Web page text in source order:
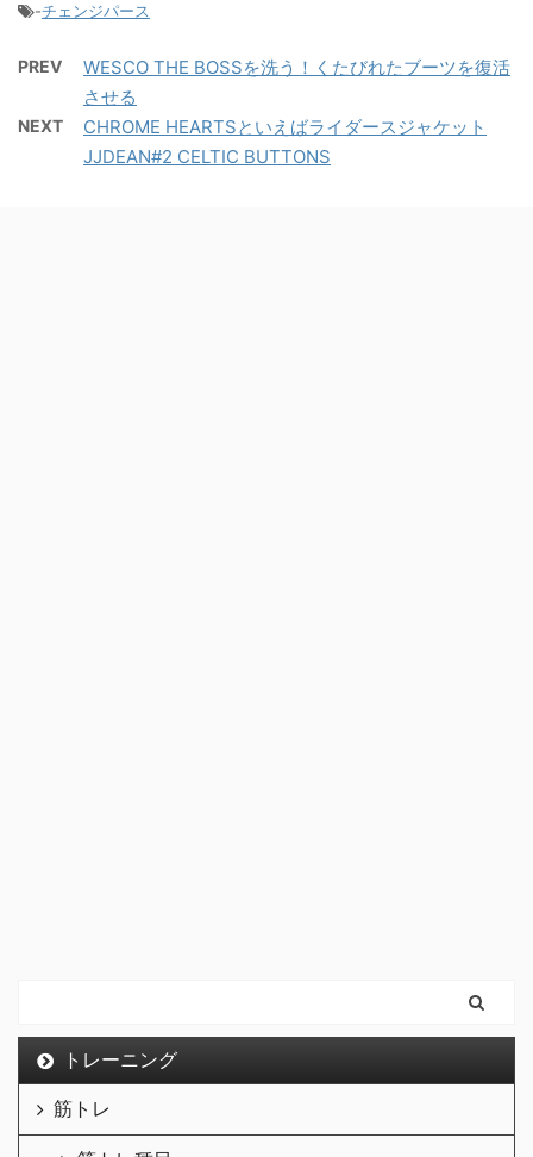
-チェンジパース
PREV
WESCO THE BOSSを洗う！くたびれたブーツを復活
させる
NEXT
CHROME HEARTSといえばライダースジャケット
JJDEAN#2 CELTIC BUTTONS
トレーニング
筋トレ